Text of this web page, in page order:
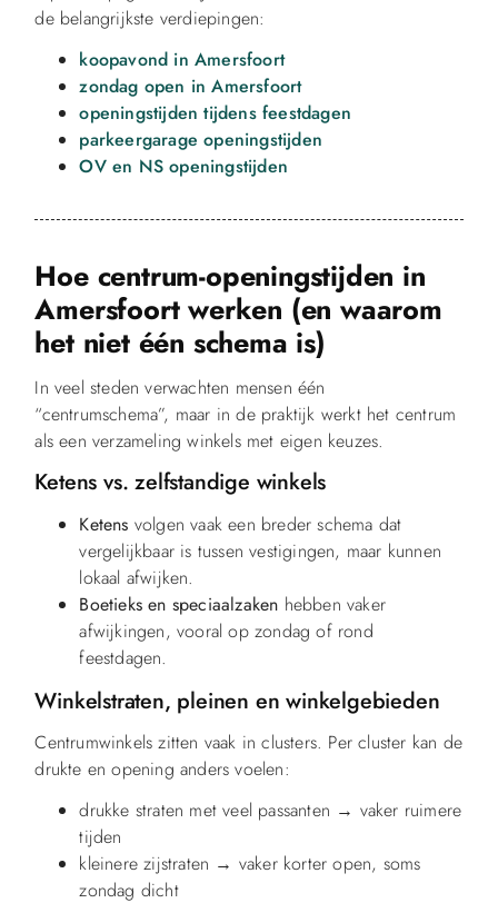
de belangrijkste verdiepingen:
koopavond in Amersfoort
zondag open in Amersfoort
openingstijden tijdens feestdagen
parkeergarage openingstijden
OV en NS openingstijden
Hoe centrum-openingstijden in
Amersfoort werken (en waarom
het niet één schema is)
In veel steden verwachten mensen één
“centrumschema”, maar in de praktijk werkt het centrum
als een verzameling winkels met eigen keuzes.
Ketens vs. zelfstandige winkels
Ketens volgen vaak een breder schema dat
vergelijkbaar is tussen vestigingen, maar kunnen
lokaal afwijken.
Boetieks en speciaalzaken hebben vaker
afwijkingen, vooral op zondag of rond
feestdagen.
Winkelstraten, pleinen en winkelgebieden
Centrumwinkels zitten vaak in clusters. Per cluster kan de
drukte en opening anders voelen:
drukke straten met veel passanten → vaker ruimere
tijden
kleinere zijstraten → vaker korter open, soms
zondag dicht